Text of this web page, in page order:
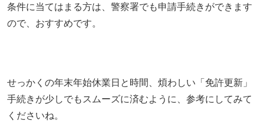
条件に当てはまる方は、警察署でも申請手続きができます
ので、おすすめです。
せっかくの年末年始休業日と時間、煩わしい「免許更新」
手続きが少しでもスムーズに済むように、参考にしてみて
くださいね。